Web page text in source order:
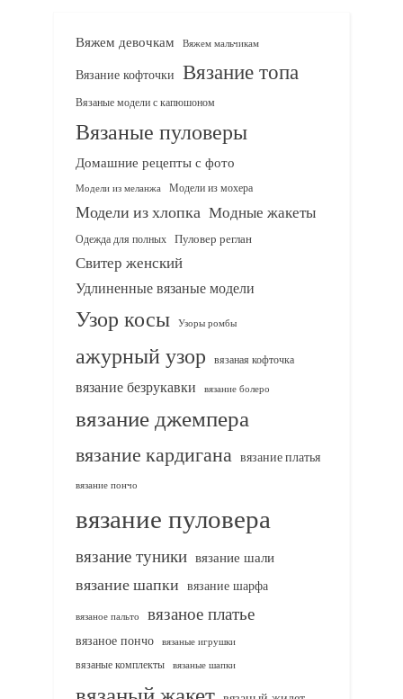
Вяжем девочкам Вяжем мальчикам
Вязание кофточки Вязание топа
Вязаные модели с капюшоном
Вязаные пуловеры
Домашние рецепты с фото
Модели из меланжа Модели из мохера
Модели из хлопка Модные жакеты
Одежда для полных Пуловер реглан
Свитер женский
Удлиненные вязаные модели
Узор косы Узоры ромбы
ажурный узор вязаная кофточка
вязание безрукавки вязание болеро
вязание джемпера
вязание кардигана вязание платья
вязание пончо
вязание пуловера
вязание туники вязание шали
вязание шапки вязание шарфа
вязаное пальто вязаное платье
вязаное пончо вязаные игрушки
вязаные комплекты
вязаные шапки